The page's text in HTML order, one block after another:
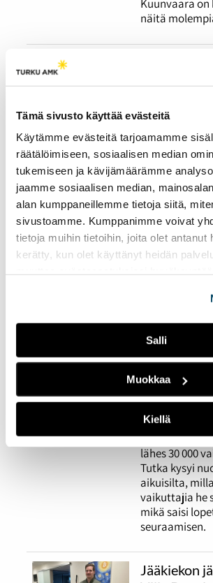
Tämä sivusto käyttää evästeitä
Käytämme evästeitä tarjoamamme
räätälöimiseen, sosiaalisen median
tukemiseen ja kävijämäärämme
jaamme sosiaalisen median,
alan kumppaneillemme tietoja siitä,
sivustoamme. Kumppanimme voivat
tietoja muihin tietoihin, joita olet antanut
kerätty, kun olet käyttänyt heidän
Salli
Muokkaa
Kiellä
Kuunvaara
näitä
24.03.2026
tutkimuksen
12 %
harrastaa
Saario on yksi
on nauttinut
kauan kuin
säännöllinen
hänelle
kokemus.
saavat
vaikuttajia,
arvot
23.03.2026
Suomessa oli
lähes 30 000
Tutka kysyi
aikuisilta,
vaikuttajia he
mikä saisi
seuraamisen.
Jääkiekon